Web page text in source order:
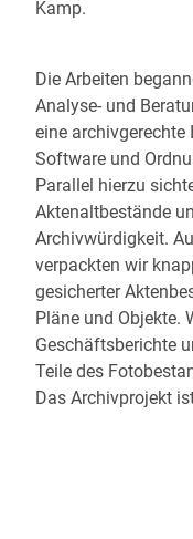
Kamp.
Die Arbeiten
Analyse- und
eine
Software und
Parallel hierzu
Aktenaltbestände
Archivwürdigkeit.
verpackten wir
gesicherter
Pläne und Objekte.
Geschäftsberichte
Teile des
Das Archivprojekt